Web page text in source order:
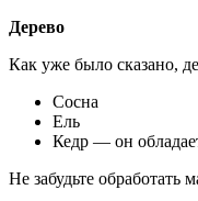
Дерево
Как уже было сказано,
Сосна
Ель
Кедр — он
Не забудьте обработать